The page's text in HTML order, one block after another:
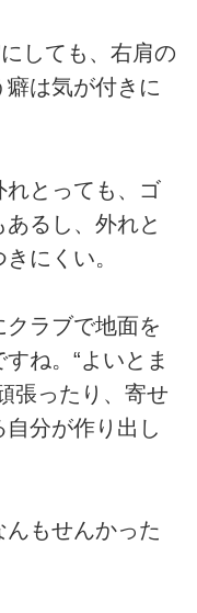
しても、右肩の
は気が付きに
とっても、ゴ
るし、外れと
にくい。
ラブで地面を
ね。“よいとま
張ったり、寄せ
分が作り出し
もせんかった